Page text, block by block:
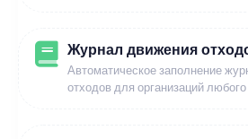
Журнал движения
Автоматическое заполнение
отходов для организаций